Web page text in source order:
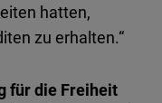
hatten,
zu erhalten.“
für die Freiheit